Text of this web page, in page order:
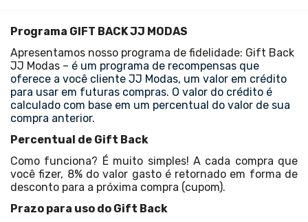
Programa GIFT BACK JJ MODAS
Apresentamos nosso programa de fidelidade: Gift Back
JJ Modas – é um programa de recompensas que
oferece a você cliente JJ Modas, um valor em crédito
para usar em futuras compras. O valor do crédito é
calculado com base em um percentual do valor de sua
compra anterior.
Percentual de Gift Back
Como funciona? É muito simples! A cada compra que
você fizer, 8% do valor gasto é retornado em forma de
desconto para a próxima compra (cupom).
Prazo para uso do Gift Back